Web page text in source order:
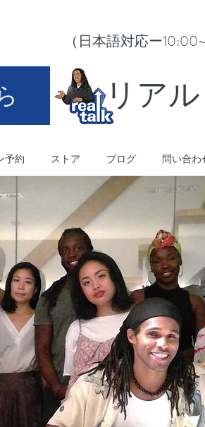
（日本語対応ー
リア
予約 ストア ブログ 問い合わ